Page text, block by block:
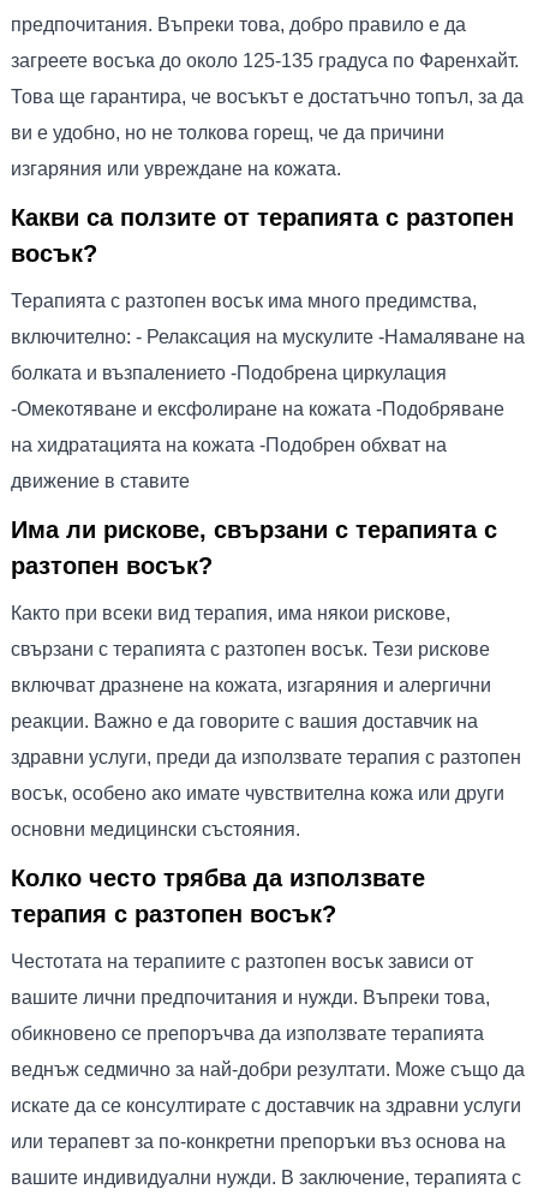
предпочитания. Въпреки това, добро правило е да
загреете восъка до около 125-135 градуса по Фаренхайт.
Това ще гарантира, че восъкът е достатъчно топъл, за да
ви е удобно, но не толкова горещ, че да причини
изгаряния или увреждане на кожата.
Какви са ползите от терапията с разтопен
восък?
Терапията с разтопен восък има много предимства,
включително: - Релаксация на мускулите -Намаляване на
болката и възпалението -Подобрена циркулация
-Омекотяване и ексфолиране на кожата -Подобряване
на хидратацията на кожата -Подобрен обхват на
движение в ставите
Има ли рискове, свързани с терапията с
разтопен восък?
Както при всеки вид терапия, има някои рискове,
свързани с терапията с разтопен восък. Тези рискове
включват дразнене на кожата, изгаряния и алергични
реакции. Важно е да говорите с вашия доставчик на
здравни услуги, преди да използвате терапия с разтопен
восък, особено ако имате чувствителна кожа или други
основни медицински състояния.
Колко често трябва да използвате
терапия с разтопен восък?
Честотата на терапиите с разтопен восък зависи от
вашите лични предпочитания и нужди. Въпреки това,
обикновено се препоръчва да използвате терапията
веднъж седмично за най-добри резултати. Може също да
искате да се консултирате с доставчик на здравни услуги
или терапевт за по-конкретни препоръки въз основа на
вашите индивидуални нужди. В заключение, терапията с